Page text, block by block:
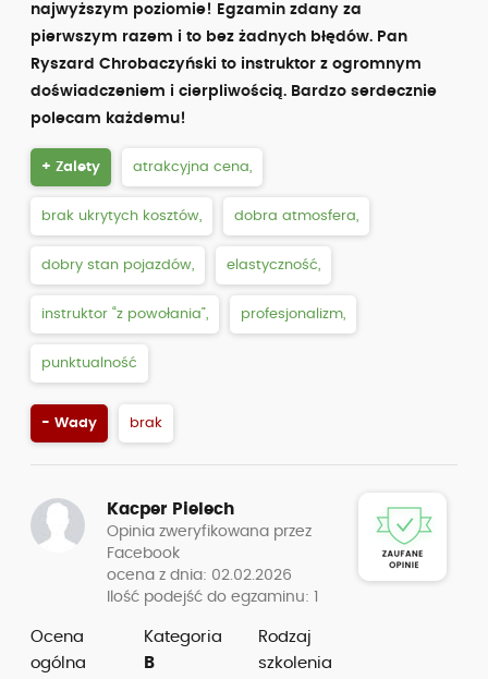
najwyższym poziomie! Egzamin zdany za
pierwszym razem i to bez żadnych błędów. Pan
Ryszard Chrobaczyński to instruktor z ogromnym
doświadczeniem i cierpliwością. Bardzo serdecznie
polecam każdemu!
+ Zalety atrakcyjna cena,
brak ukrytych kosztów, dobra atmosfera,
dobry stan pojazdów, elastyczność,
instruktor “z powołania”, profesjonalizm,
punktualność
- Wady brak
Kacper Pielech
Opinia zweryfikowana przez
Facebook
ocena z dnia: 02.02.2026
Ilość podejść do egzaminu: 1
Ocena
ogólna
Kategoria
B
Rodzaj
szkolenia